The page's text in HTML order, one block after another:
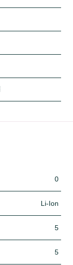
0
Li-Ion
5
5